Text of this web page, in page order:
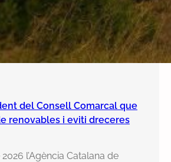
del Consell Comarcal que
renovables i eviti dreceres
l’Agència Catalana de